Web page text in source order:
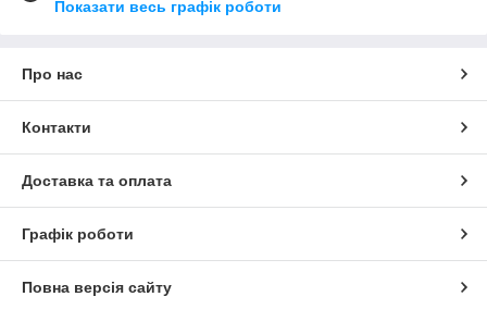
Показати весь графік роботи
Про нас
Контакти
Доставка та оплата
Графік роботи
Повна версія сайту